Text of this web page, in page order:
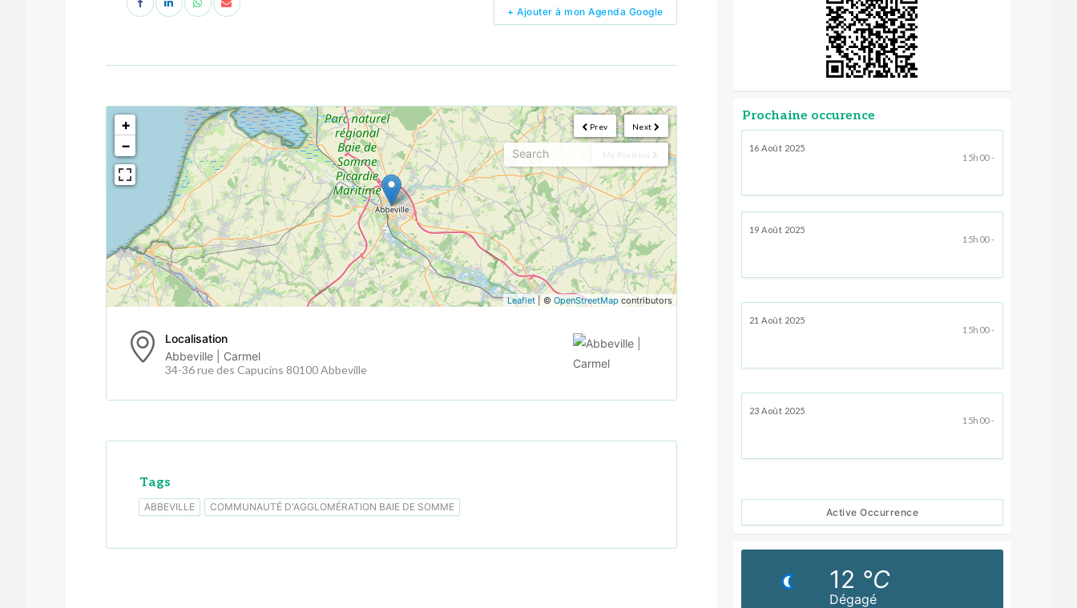
+ Ajouter à mon Agenda Google
Next
Prev
My Position
<!---->
+
−
Leaflet| © OpenStreetMapcontributors
Localisation
Abbeville | Carmel
34-36 rue des Capucins 80100 Abbeville
Tags
ABBEVILLE COMMUNAUTÉ D'AGGLOMÉRATION BAIE DE SOMME
Prochaine occurence
16 Août 2025
15h00 -
19 Août 2025
15h00 -
21 Août 2025
15h00 -
23 Août 2025
15h00 -
Active Occurrence
Dégagé
12 °C